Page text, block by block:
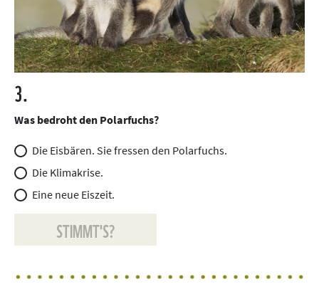
3.
Was bedroht den Polarfuchs?
Die Eisbären. Sie fressen den Polarfuchs.
Die Klimakrise.
Eine neue Eiszeit.
STIMMT'S?